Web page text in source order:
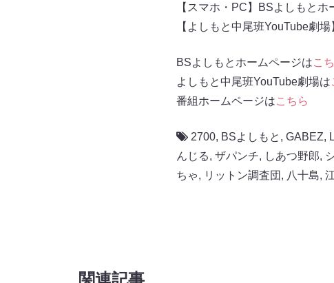
【スマホ・PC】BSよしもとホ
【よしもと中尾班YouTube劇場
BSよしもとホームページはこ
よしもと中尾班YouTube劇場は
番組ホームページはこちら
2700, BSよしもと , GABEZ,
んじる, ザパンチ, しあつ野郎,
ちゃ, リットン調査団 , 八十島,
関連記事